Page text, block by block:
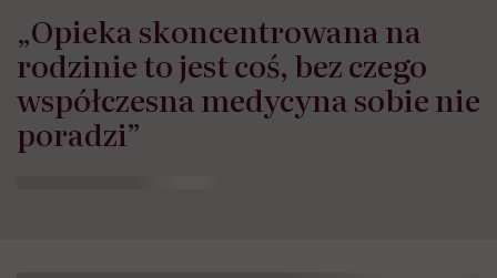
„Opieka skoncentrowana na
rodzinie to jest coś, bez czego
współczesna medycyna sobie nie
poradzi”